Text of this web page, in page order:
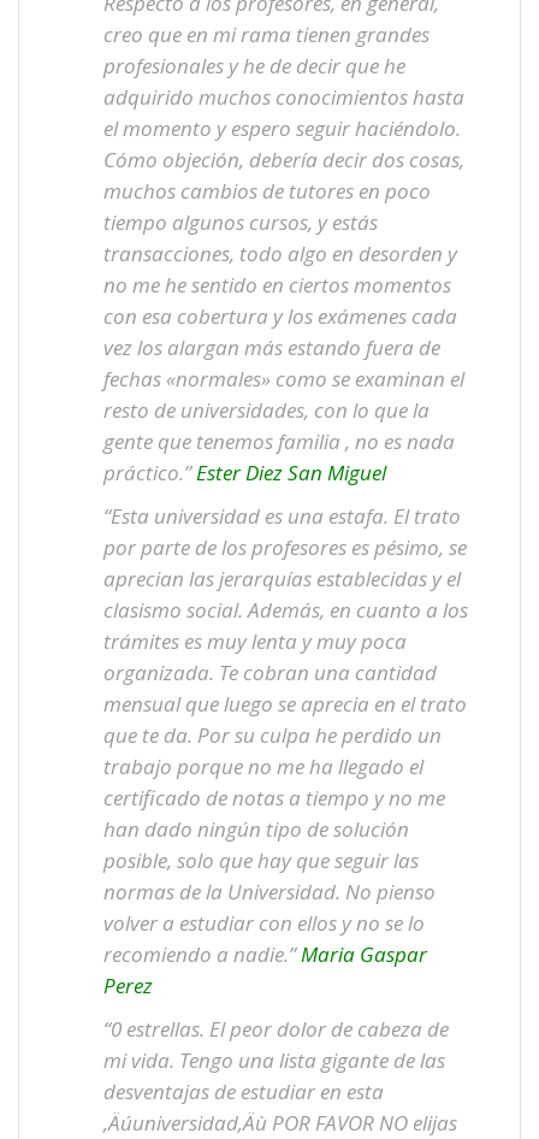
creo que en mi rama tienen grandes
profesionales y he de decir que he
adquirido muchos conocimientos hasta
el momento y espero seguir haciéndolo.
Cómo objeción, debería decir dos cosas,
muchos cambios de tutores en poco
tiempo algunos cursos, y estás
transacciones, todo algo en desorden y
no me he sentido en ciertos momentos
con esa cobertura y los exámenes cada
vez los alargan más estando fuera de
fechas «normales» como se examinan el
resto de universidades, con lo que la
gente que tenemos familia , no es nada
práctico.”Ester Diez San Miguel
“Esta universidad es una estafa. El trato
por parte de los profesores es pésimo, se
aprecian las jerarquías establecidas y el
clasismo social. Además, en cuanto a los
trámites es muy lenta y muy poca
organizada. Te cobran una cantidad
mensual que luego se aprecia en el trato
que te da. Por su culpa he perdido un
trabajo porque no me ha llegado el
certificado de notas a tiempo y no me
han dado ningún tipo de solución
posible, solo que hay que seguir las
normas de la Universidad. No pienso
volver a estudiar con ellos y no se lo
recomiendo a nadie.”Maria Gaspar
Perez
“0 estrellas. El peor dolor de cabeza de
mi vida. Tengo una lista gigante de las
desventajas de estudiar en esta
‚Äúuniversidad‚Äù POR FAVOR NO elijas